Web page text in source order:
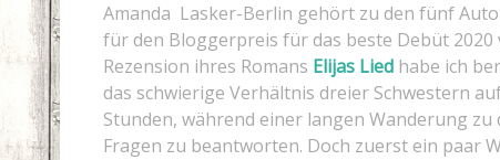
Amanda Lasker-Berlin gehört zu den fünf
für den Bloggerpreis für das beste Debüt 2020
Rezension ihres Romans Elijas Lied habe ich
das schwierige Verhältnis dreier Schwestern
Stunden, während einer langen Wanderung
Fragen zu beantworten. Doch zuerst ein paar